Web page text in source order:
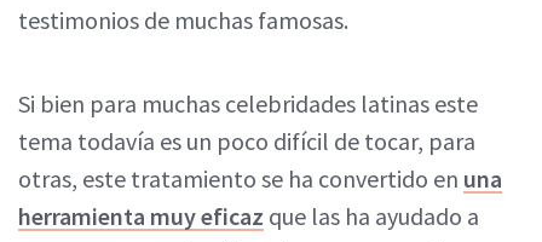
testimonios de muchas famosas.
Si bien para muchas celebridades latinas este
tema todavía es un poco difícil de tocar, para
otras, este tratamiento se ha convertido en una
herramienta muy eficaz que las ha ayudado a